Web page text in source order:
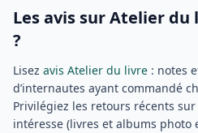
Les avis sur Atelier
?
Lisez avis Atelier du livre : notes
d’internautes ayant commandé
Privilégiez les retours récents
intéresse (livres et albums